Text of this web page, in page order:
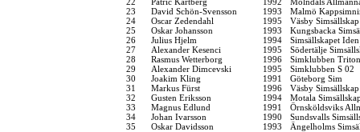
23
David Schön-Svensson 1993
Malmö
24
Oscar Zedendahl 1995
Väsby Simsällskap
25
Oskar Johansson 1993
Kungsbacka
26
Julius Hjelm 1994
Simsällskapet Iden
27
Alexander Kesenci 1995
Södertälje
28
Rasmus Wetterborg 1996
Simklubben Triton
29
Alexander Dimcevski 1995
Simklubben S 02
30
Joakim Kling 1991
Göteborg Sim
31
Markus Fürst 1996
Väsby Simsällskap
32
Gusten Eriksson 1994
Motala
33
Magnus Edlund 1991
Örnsköldsviks
34
Johan Ivarsson 1990
Sundsvalls
35
Oskar Davidsson 1993 Ängelholms